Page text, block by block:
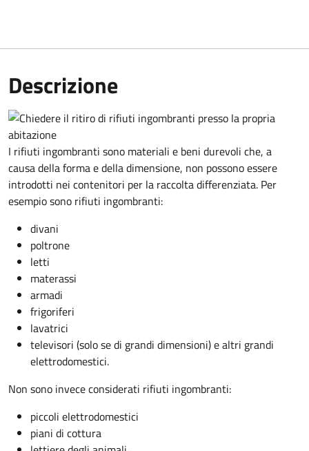
Descrizione
I rifiuti ingombranti sono materiali e beni durevoli che, a
causa della forma e della dimensione, non possono essere
introdotti nei contenitori per la raccolta differenziata. Per
esempio sono rifiuti ingombranti:
divani
poltrone
letti
materassi
armadi
frigoriferi
lavatrici
televisori (solo se di grandi dimensioni) e altri grandi
elettrodomestici.
Non sono invece considerati rifiuti ingombranti:
piccoli elettrodomestici
piani di cottura